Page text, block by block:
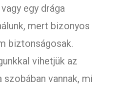
egy drága
mert bizonyos
biztonságosak.
vihetjük az
vannak, mi